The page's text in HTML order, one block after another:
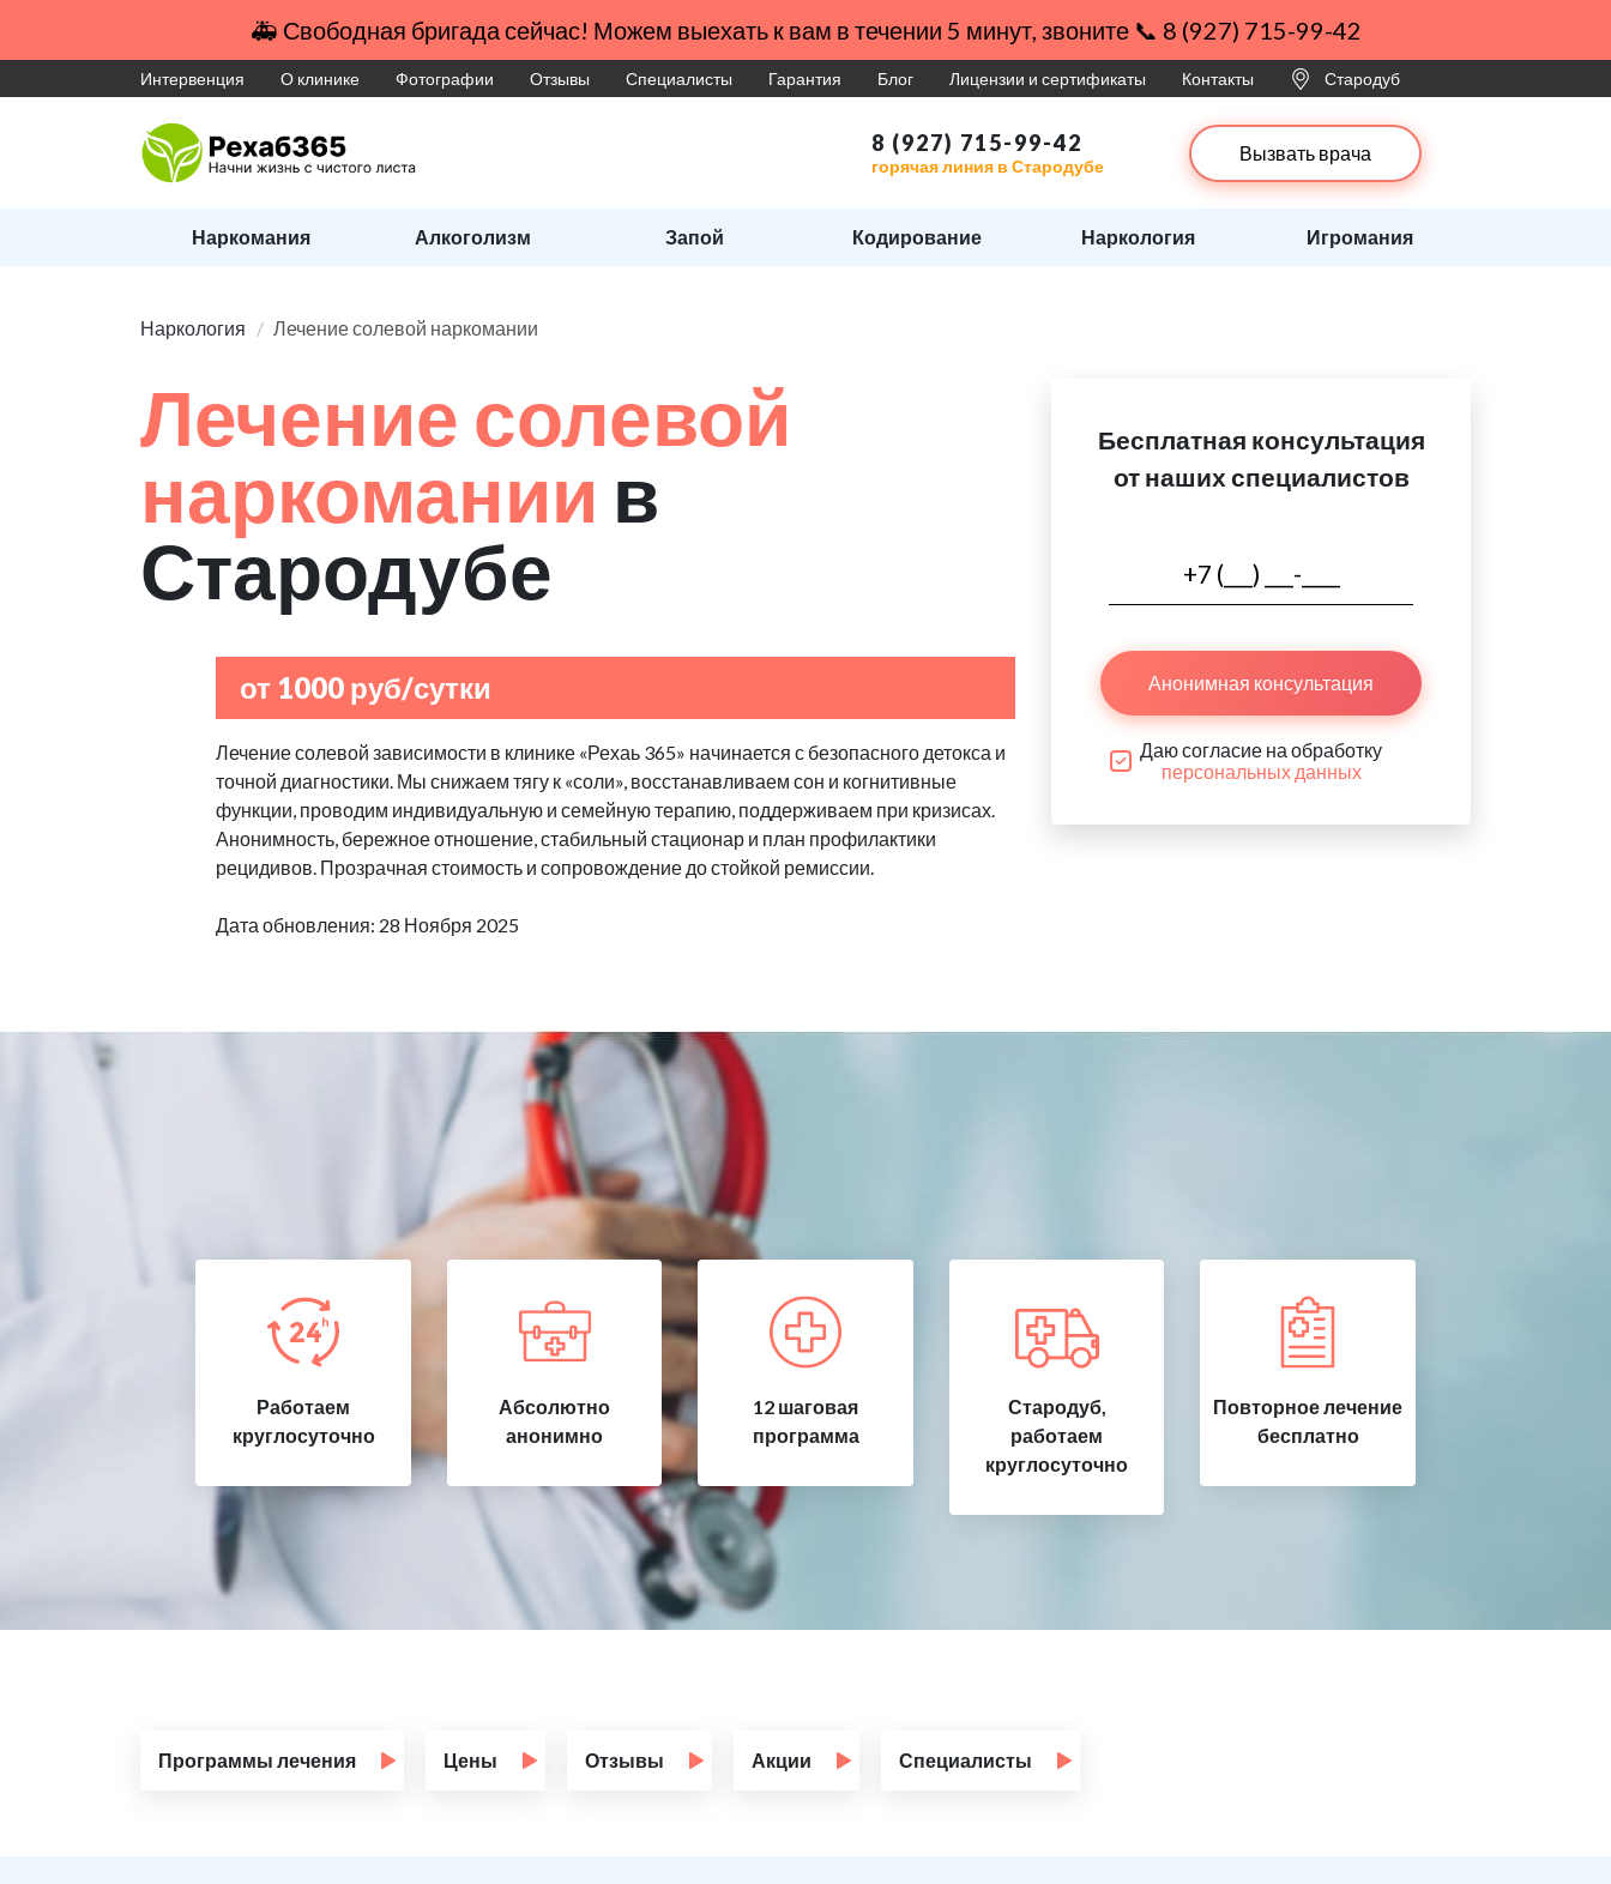
🚑 Свободная бригада сейчас! Можем выехать к вам в течении 5 минут, звоните 📞 8 (927) 715-99-42
Интервенция О клинике Фотографии Отзывы Специалисты Гарантия Блог Лицензии и сертификаты Контакты Стародуб
8 (927) 715-99-42
горячая линия в Стародубе
Вызвать врача
Наркомания Алкоголизм Запой Кодирование Наркология Игромания
Наркология Лечение солевой наркомании
Лечение солевой
наркомании в
Стародубе
от 1000 руб/сутки
Лечение солевой зависимости в клинике «Рехаь 365» начинается с безопасного детокса и
точной диагностики. Мы снижаем тягу к «соли», восстанавливаем сон и когнитивные
функции, проводим индивидуальную и семейную терапию, поддерживаем при кризисах.
Анонимность, бережное отношение, стабильный стационар и план профилактики
рецидивов. Прозрачная стоимость и сопровождение до стойкой ремиссии.
Дата обновления: 28 Ноября 2025
Бесплатная консультация
от наших специалистов
Анонимная консультация
Даю согласие на обработку
персональных данных
Работаем
круглосуточно
Абсолютно
анонимно
12 шаговая
программа
Стародуб,
работаем
круглосуточно
Повторное лечение
бесплатно
Программы лечения Цены Отзывы Акции Специалисты